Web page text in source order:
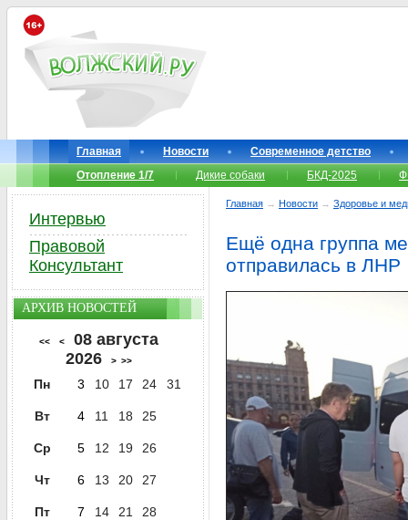
Главная Новости
Современное детство
Отопление 1/7
Дикие собаки БКД-2025
Главная → Новости → Здоровье и
Ещё одна группа
отправилась в ЛНР
Интервью
Правовой
Консультант
АРХИВ НОВОСТЕЙ
<< <
08 августа
2026
> >>
Пн 3 10 17 24 31
Вт 4 11 18 25
Ср 5 12 19 26
Чт 6 13 20 27
Пт 7 14 21 28